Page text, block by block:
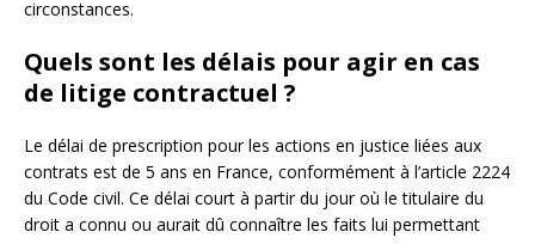
circonstances.
Quels sont les délais pour agir en cas
de litige contractuel ?
Le délai de prescription pour les actions en justice liées aux
contrats est de 5 ans en France, conformément à l’article 2224
du Code civil. Ce délai court à partir du jour où le titulaire du
droit a connu ou aurait dû connaître les faits lui permettant